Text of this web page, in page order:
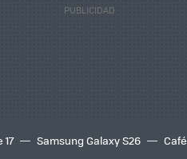
17 Samsung Galaxy S26 Café